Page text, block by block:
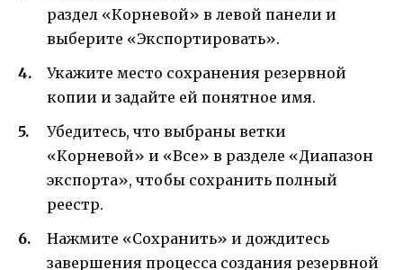
раздел «Корневой» в левой панели и
выберите «Экспортировать».
Укажите место сохранения резервной
копии и задайте ей понятное имя.
Убедитесь, что выбраны ветки
«Корневой» и «Все» в разделе «Диапазон
экспорта», чтобы сохранить полный
реестр.
Нажмите «Сохранить» и дождитесь
завершения процесса создания резервной